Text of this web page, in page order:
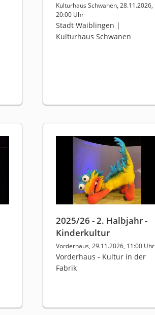
Kulturhaus Schwanen, 28.11.2026,
20:00 Uhr
Stadt Waiblingen |
Kulturhaus Schwanen
2025/26 - 2. Halbjahr -
Kinderkultur
Vorderhaus, 29.11.2026, 11:00 Uhr
Vorderhaus - Kultur in der
Fabrik